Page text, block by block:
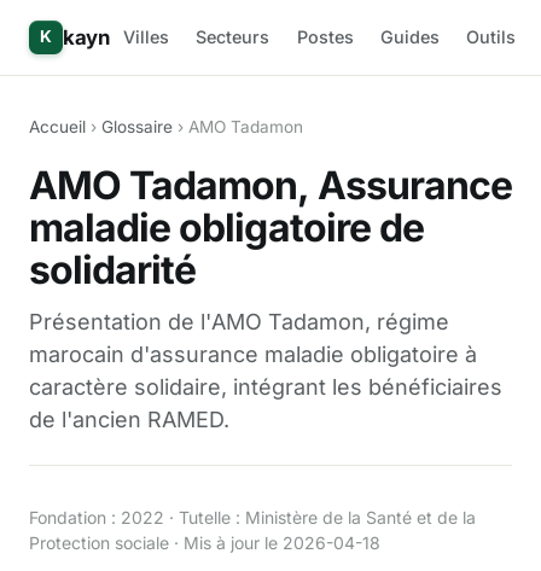
K kayn Villes Secteurs Postes Guides Outils
Accueil › Glossaire › AMO Tadamon
AMO Tadamon, Assurance
maladie obligatoire de
solidarité
Présentation de l'AMO Tadamon, régime
marocain d'assurance maladie obligatoire à
caractère solidaire, intégrant les bénéficiaires
de l'ancien RAMED.
Fondation : 2022 · Tutelle : Ministère de la Santé et de la
Protection sociale · Mis à jour le 2026-04-18